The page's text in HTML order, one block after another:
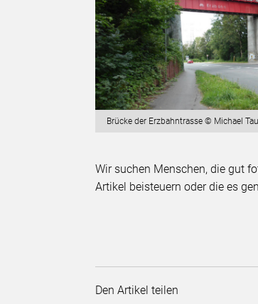
Brücke der Erzbahntrasse © Michael
Wir suchen Menschen, die gut
Artikel beisteuern oder die es
Den Artikel teilen